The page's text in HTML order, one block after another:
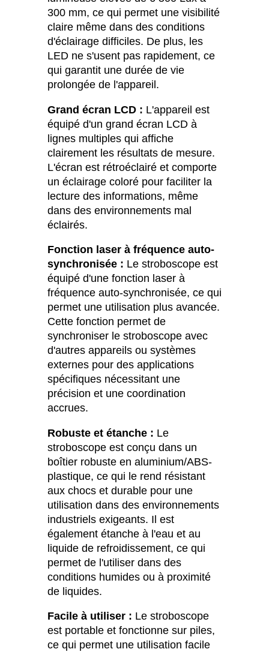
300 mm, ce qui permet une visibilité
claire même dans des conditions
d'éclairage difficiles. De plus, les
LED ne s'usent pas rapidement, ce
qui garantit une durée de vie
prolongée de l'appareil.
Grand écran LCD : L'appareil est
équipé d'un grand écran LCD à
lignes multiples qui affiche
clairement les résultats de mesure.
L'écran est rétroéclairé et comporte
un éclairage coloré pour faciliter la
lecture des informations, même
dans des environnements mal
éclairés.
Fonction laser à fréquence auto-
synchronisée : Le stroboscope est
équipé d'une fonction laser à
fréquence auto-synchronisée, ce qui
permet une utilisation plus avancée.
Cette fonction permet de
synchroniser le stroboscope avec
d'autres appareils ou systèmes
externes pour des applications
spécifiques nécessitant une
précision et une coordination
accrues.
Robuste et étanche : Le
stroboscope est conçu dans un
boîtier robuste en aluminium/ABS-
plastique, ce qui le rend résistant
aux chocs et durable pour une
utilisation dans des environnements
industriels exigeants. Il est
également étanche à l'eau et au
liquide de refroidissement, ce qui
permet de l'utiliser dans des
conditions humides ou à proximité
de liquides.
Facile à utiliser : Le stroboscope
est portable et fonctionne sur piles,
ce qui permet une utilisation facile